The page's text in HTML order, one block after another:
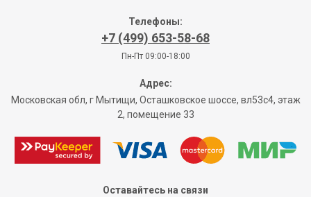
Телефоны:
+7 (499) 653-58-68
Пн-Пт 09:00-18:00
Адрес:
Московская обл, г Мытищи, Осташковское шоссе, вл53с4, этаж
2, помещение 33
Оставайтесь на связи